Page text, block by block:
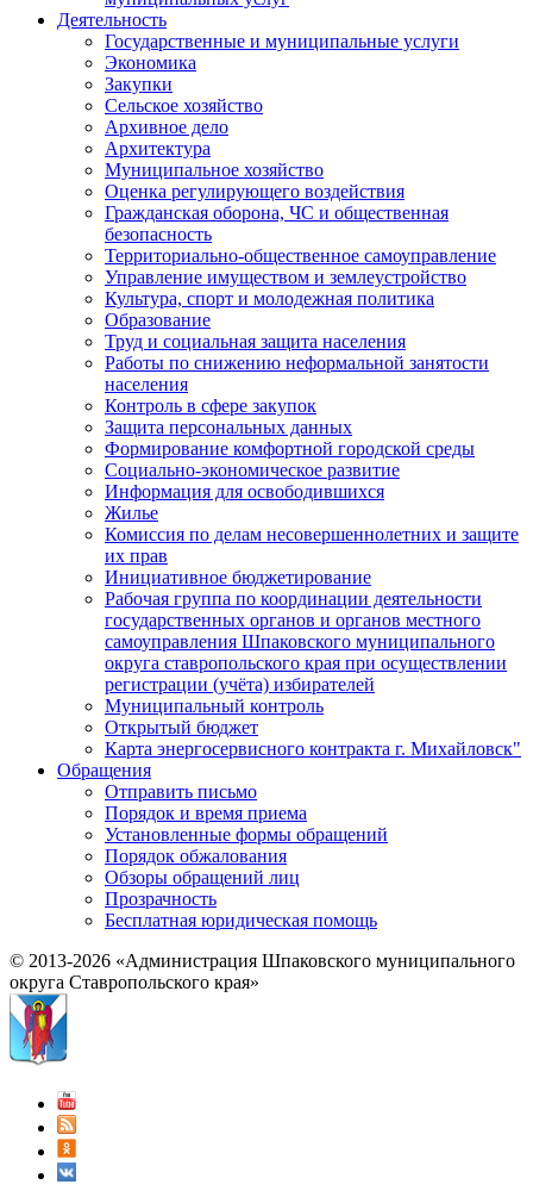
Деятельность
Государственные и муниципальные услуги
Экономика
Закупки
Сельское хозяйство
Архивное дело
Архитектура
Муниципальное хозяйство
Оценка регулирующего воздействия
Гражданская оборона, ЧС и общественная
безопасность
Территориально-общественное самоуправление
Управление имуществом и землеустройство
Культура, спорт и молодежная политика
Образование
Труд и социальная защита населения
Работы по снижению неформальной занятости
населения
Контроль в сфере закупок
Защита персональных данных
Формирование комфортной городской среды
Социально-экономическое развитие
Информация для освободившихся
Жилье
Комиссия по делам несовершеннолетних и защите
их прав
Инициативное бюджетирование
Рабочая группа по координации деятельности
государственных органов и органов местного
самоуправления Шпаковского муниципального
округа ставропольского края при осуществлении
регистрации (учёта) избирателей
Муниципальный контроль
Открытый бюджет
Карта энергосервисного контракта г. Михайловск"
Обращения
Отправить письмо
Порядок и время приема
Установленные формы обращений
Порядок обжалования
Обзоры обращений лиц
Прозрачность
Бесплатная юридическая помощь
© 2013-2026 «Администрация Шпаковского муниципального
округа Ставропольского края»